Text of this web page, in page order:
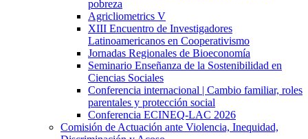
pobreza
Agricliometrics V
XIII Encuentro de Investigadores
Latinoamericanos en Cooperativismo
Jornadas Regionales de Bioeconomía
Seminario Enseñanza de la Sostenibilidad en
Ciencias Sociales
Conferencia internacional | Cambio familiar, roles
parentales y protección social
Conferencia ECINEQ-LAC 2026
Comisión de Actuación ante Violencia, Inequidad,